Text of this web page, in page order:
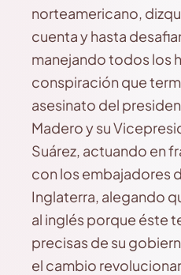
norteamericano,
cuenta y hasta
manejando todos los
conspiración que
asesinato del
Madero y su
Suárez, actuando en
con los embajadores
Inglaterra, alegando
al inglés porque éste
precisas de su
el cambio